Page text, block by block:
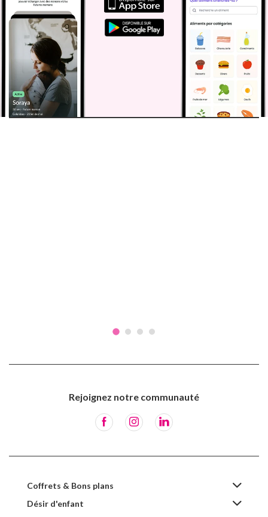
Rejoignez notre communauté
Coffrets & Bons plans
Désir d'enfant